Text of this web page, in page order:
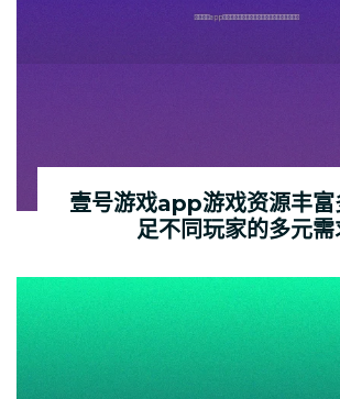
壹号游戏app游戏资源丰富
足不同玩家的多元需